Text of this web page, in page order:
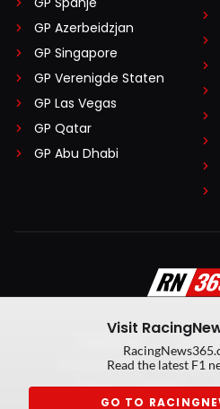
GP Azerbeidzjan
GP Singapore
GP Verenigde Staten
GP Las Vegas
GP Qatar
GP Abu Dhabi
Privacy Policy
Privacy manager
Visit
Read the latest F1
GO TO